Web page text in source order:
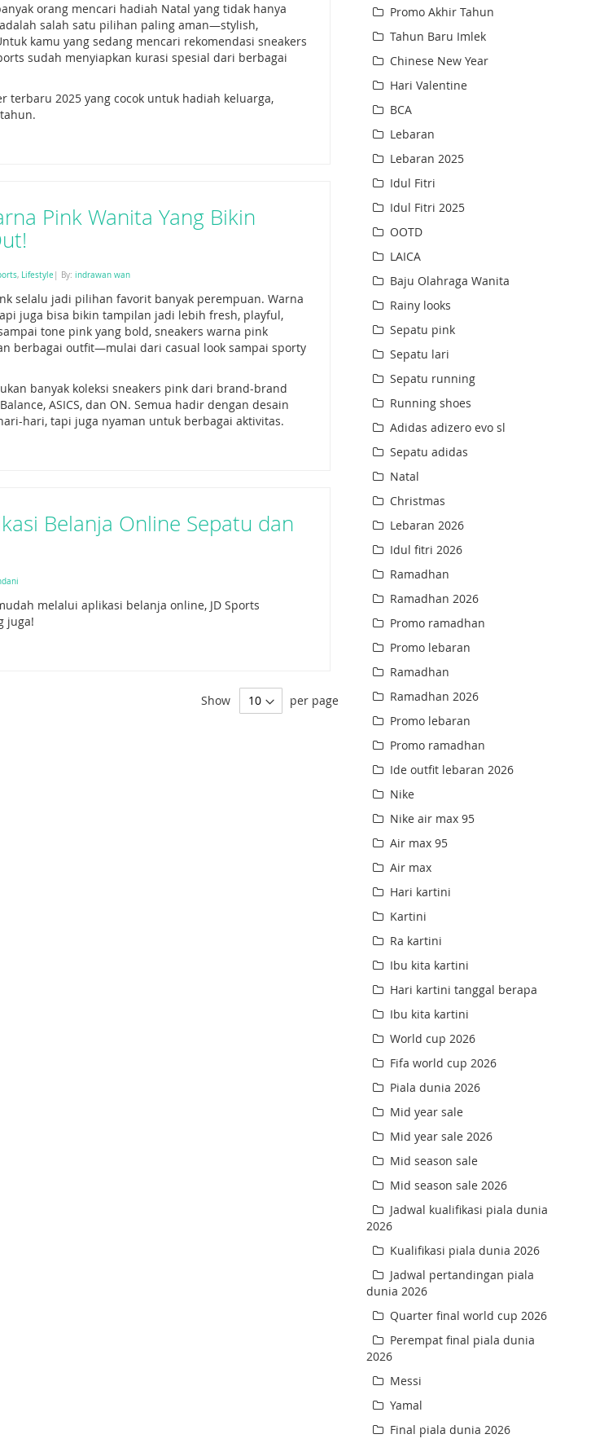
orang mencari hadiah Natal yang tidak hanya
salah satu pilihan paling aman—stylish,
kamu yang sedang mencari rekomendasi sneakers
sudah menyiapkan kurasi spesial dari berbagai
terbaru 2025 yang cocok untuk hadiah keluarga,
Pink Wanita Yang Bikin
, Lifestyle | By: indrawan wan
selalu jadi pilihan favorit banyak perempuan. Warna
juga bisa bikin tampilan jadi lebih fresh, playful,
tone pink yang bold, sneakers warna pink
berbagai outfit—mulai dari casual look sampai sporty
banyak koleksi sneakers pink dari brand-brand
ASICS, dan ON. Semua hadir dengan desain
hari, tapi juga nyaman untuk berbagai aktivitas.
Belanja Online Sepatu dan
melalui aplikasi belanja online, JD Sports
juga!
Show per page
Promo Akhir Tahun
Tahun Baru Imlek
Chinese New Year
Hari Valentine
BCA
Lebaran
Lebaran 2025
Idul Fitri
Idul Fitri 2025
OOTD
LAICA
Baju Olahraga Wanita
Rainy looks
Sepatu pink
Sepatu lari
Sepatu running
Running shoes
Adidas adizero evo sl
Sepatu adidas
Natal
Christmas
Lebaran 2026
Idul fitri 2026
Ramadhan
Ramadhan 2026
Promo ramadhan
Promo lebaran
Ramadhan
Ramadhan 2026
Promo lebaran
Promo ramadhan
Ide outfit lebaran 2026
Nike
Nike air max 95
Air max 95
Air max
Hari kartini
Kartini
Ra kartini
Ibu kita kartini
Hari kartini tanggal berapa
Ibu kita kartini
World cup 2026
Fifa world cup 2026
Piala dunia 2026
Mid year sale
Mid year sale 2026
Mid season sale
Mid season sale 2026
Jadwal kualifikasi piala dunia
2026
Kualifikasi piala dunia 2026
Jadwal pertandingan piala
dunia 2026
Quarter final world cup 2026
Perempat final piala dunia
2026
Messi
Yamal
Final piala dunia 2026